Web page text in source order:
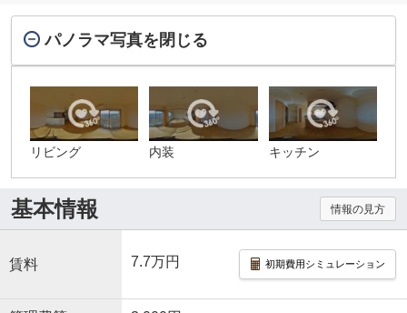
パノラマ写真を閉じる
リビング 内装 キッチン
基本情報 情報の見方
賃料 7.7万円 初期費用シミュレーション